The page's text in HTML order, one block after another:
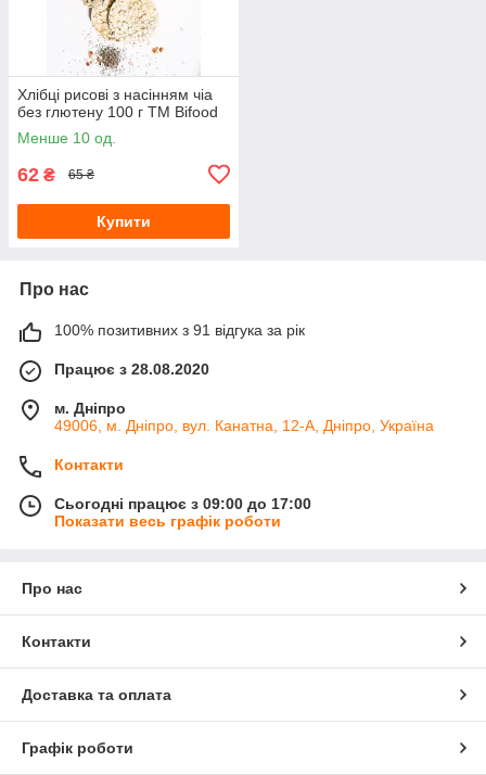
Хлібці рисові з насінням чіа
без глютену 100 г ТМ Bifood
Менше 10 од.
62 ₴ 65 ₴
Купити
Про нас
100% позитивних з 91 відгука за рік
Працює з 28.08.2020
м. Дніпро
49006, м. Дніпро, вул. Канатна, 12-А, Дніпро, Україна
Контакти
Сьогодні працює з 09:00 до 17:00
Показати весь графік роботи
Про нас
Контакти
Доставка та оплата
Графік роботи